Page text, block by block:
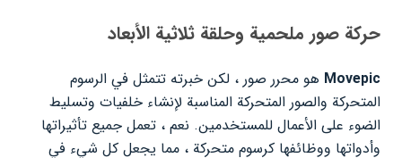
حركة صور ملحمية وحلقة ثلاثية الأبعاد
Movepic هو محرر صور ، لكن خبرته تتمثل في الرسوم
المتحركة والصور المتحركة المناسبة لإنشاء خلفيات وتسليط
الضوء على الأعمال للمستخدمين. نعم ، تعمل جميع تأثيراتها
وأدواتها ووظائفها كرسوم متحركة ، مما يجعل كل شيء في